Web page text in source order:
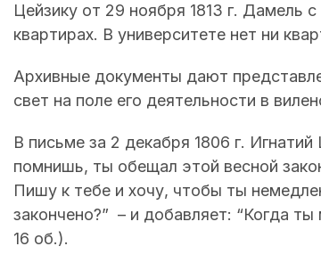
Цейзику от 29 ноября 1813 г. Дамель
квартирах. В университете нет ни
Архивные документы дают
свет на поле его деятельности в
В письме за 2 декабря 1806 г.
помнишь, ты обещал этой весной
Пишу к тебе и хочу, чтобы ты
закончено?” – и добавляет: “Когда
16 об.).